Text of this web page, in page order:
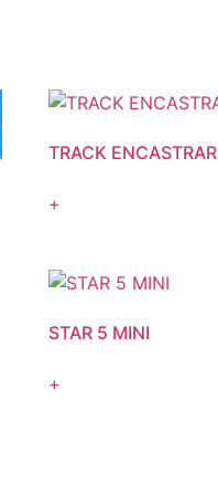
TRACK ENCASTRAR
+
STAR 5 MINI
+